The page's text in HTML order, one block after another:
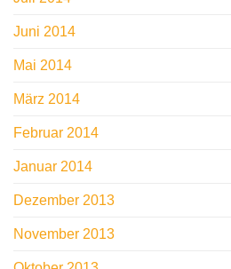
Juni 2014
Mai 2014
März 2014
Februar 2014
Januar 2014
Dezember 2013
November 2013